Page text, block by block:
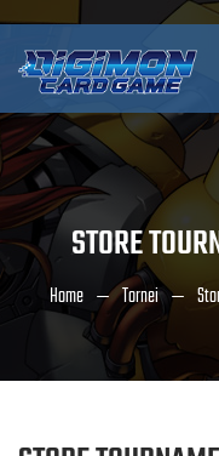
STORE
Home Tornei